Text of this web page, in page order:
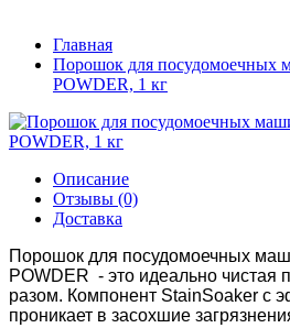
Главная
Порошок для посудомоечных
POWDER, 1 кг
Описание
Отзывы (0)
Доставка
Порошок для посудомоечных
POWDER - это идеально чистая
разом. Компонент StainSoaker с
проникает в засохшие